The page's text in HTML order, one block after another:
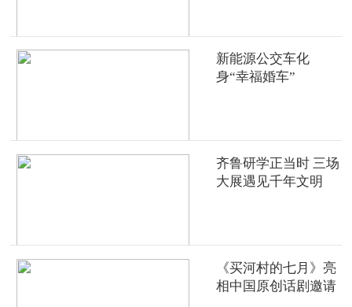
新能源公交车化
身“幸福婚车”
齐鲁研学正当时 三场
大展遇见千年文明
《买河村的七月》亮
相中国原创话剧邀请